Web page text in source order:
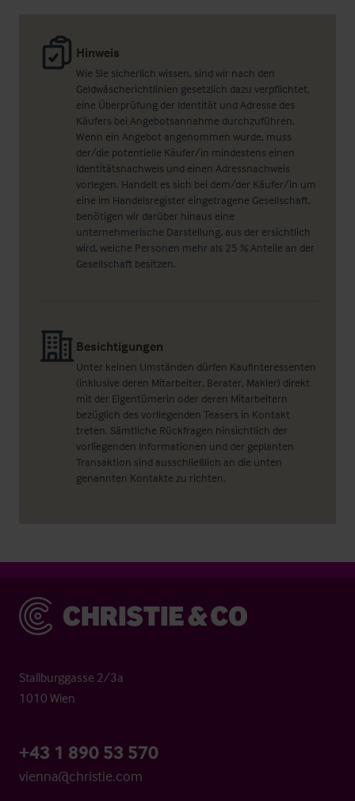
Hinweis
Wie Sie sicherlich wissen, sind wir nach den
Geldwäscherichtlinien gesetzlich dazu verpflichtet,
eine Überprüfung der Identität und Adresse des
Käufers bei Angebotsannahme durchzuführen.
Wenn ein Angebot angenommen wurde, muss
der/die potentielle Käufer/in mindestens einen
Identitätsnachweis und einen Adressnachweis
vorlegen. Handelt es sich bei dem/der Käufer/in um
eine im Handelsregister eingetragene Gesellschaft,
benötigen wir darüber hinaus eine
unternehmerische Darstellung, aus der ersichtlich
wird, welche Personen mehr als 25 % Anteile an der
Gesellschaft besitzen.
Besichtigungen
Unter keinen Umständen dürfen Kaufinteressenten
(inklusive deren Mitarbeiter, Berater, Makler) direkt
mit der Eigentümerin oder deren Mitarbeitern
bezüglich des vorliegenden Teasers in Kontakt
treten. Sämtliche Rückfragen hinsichtlich der
vorliegenden Informationen und der geplanten
Transaktion sind ausschließlich an die unten
genannten Kontakte zu richten.
Christie & Co
Stallburggasse 2/3a
1010 Wien
+43 1 890 53 570
vienna@christie.com